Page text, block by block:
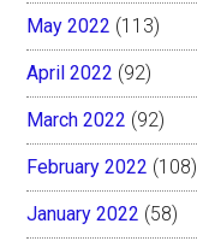
May 2022 (113)
April 2022 (92)
March 2022 (92)
February 2022 (108)
January 2022 (58)